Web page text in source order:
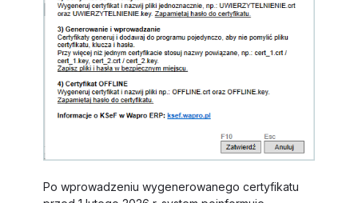
Po wprowadzeniu wygenerowanego certyfikatu